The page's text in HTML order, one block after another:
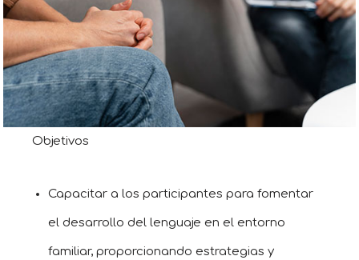
Objetivos
Capacitar a los participantes para fomentar
el desarrollo del lenguaje en el entorno
familiar, proporcionando estrategias y